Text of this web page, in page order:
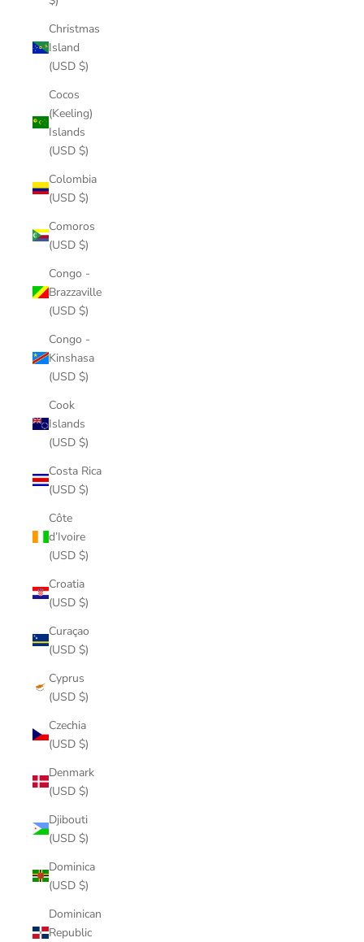
Christmas
Island
(USD $)
Cocos
(Keeling)
Islands
(USD $)
Colombia
(USD $)
Comoros
(USD $)
Congo -
Brazzaville
(USD $)
Congo -
Kinshasa
(USD $)
Cook
Islands
(USD $)
Costa Rica
(USD $)
Côte
d’Ivoire
(USD $)
Croatia
(USD $)
Curaçao
(USD $)
Cyprus
(USD $)
Czechia
(USD $)
Denmark
(USD $)
Djibouti
(USD $)
Dominica
(USD $)
Dominican
Republic